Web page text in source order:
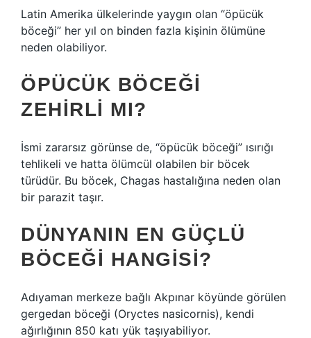
Latin Amerika ülkelerinde yaygın olan “öpücük
böceği” her yıl on binden fazla kişinin ölümüne
neden olabiliyor.
ÖPÜCÜK BÖCEĞI
ZEHIRLI MI?
İsmi zararsız görünse de, “öpücük böceği” ısırığı
tehlikeli ve hatta ölümcül olabilen bir böcek
türüdür. Bu böcek, Chagas hastalığına neden olan
bir parazit taşır.
DÜNYANIN EN GÜÇLÜ
BÖCEĞI HANGISI?
Adıyaman merkeze bağlı Akpınar köyünde görülen
gergedan böceği (Oryctes nasicornis), kendi
ağırlığının 850 katı yük taşıyabiliyor.